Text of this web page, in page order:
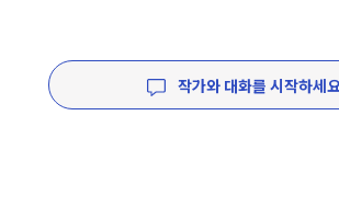
작가와 대화를 시작하세